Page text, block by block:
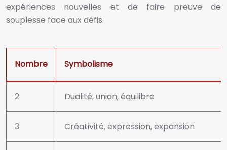
expériences nouvelles et de faire preuve de
souplesse face aux défis.
Nombre Symbolisme
2 Dualité, union, équilibre
3 Créativité, expression, expansion